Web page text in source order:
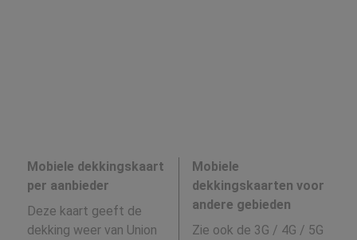
Mobiele dekkingskaart
per aanbieder
Deze kaart geeft de
dekking weer van Union
Mobiele
dekkingskaarten voor
andere gebieden
Zie ook de 3G / 4G / 5G